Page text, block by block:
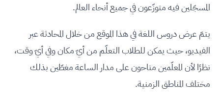
المسجّلين فيه متوزّعون في جميع أنحاء العالم.
يتمّ عرض دروس اللغة في هذا الموقع من خلال المحادثة عبر
الفيديو، حيث يمكن للطلاب التعلّم من أيّ مكان وفي أيّ وقت،
نظرًا لأن المعلّمين متاحون على مدار الساعة مغطّين بذلك
مختلف المناطق الزمنية.